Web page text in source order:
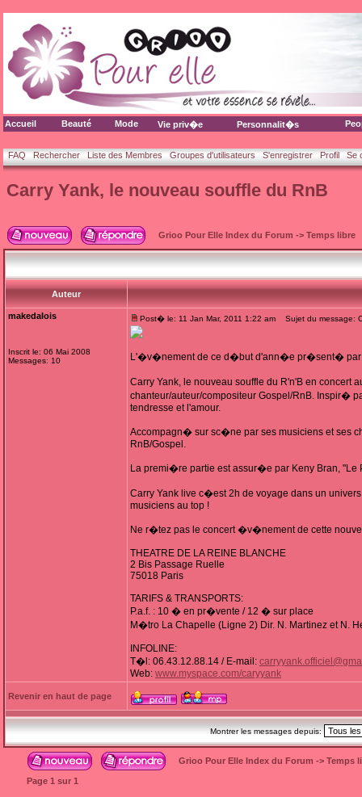
Accueil Beauté Mode Vie priv�e Personnalit�s
FAQ Rechercher Liste des Membres Groupes d'utilisateurs S'enregistrer Profil Se
Carry Yank, le nouveau souffle du RnB
Grioo Pour Elle Index du Forum -> Temps libre
Auteur
makedalois
Inscrit le: 06 Mai 2008
Messages: 10
Post� le: 11 Jan Mar, 2011 1:22 am Sujet du message:
L'�v�nement de ce d�but d'ann�e pr�sent� par
Carry Yank, le nouveau souffle du R'n'B en concert
chanteur/auteur/compositeur Gospel/RnB. Inspir�
tendresse et l'amour.
Accompagn� sur sc�ne par ses musiciens et ses
RnB/Gospel.
La premi�re partie est assur�e par Keny Bran, "Le
Carry Yank live c�est 2h de voyage dans un
musiciens au top !
Ne r�tez pas le concert �v�nement de cette
THEATRE DE LA REINE BLANCHE
2 Bis Passage Ruelle
75018 Paris
TARIFS & TRANSPORTS:
P.a.f. : 10 � en pr�vente / 12 � sur place
M�tro La Chapelle (Ligne 2) Dir. N. Martinez et N.
INFOLINE:
T�l: 06.43.12.88.14 / E-mail:
Web: www.myspace.com/caryyank
Revenir en haut de page
Montrer les messages depuis:
Grioo Pour Elle Index du Forum -> Temps
Page 1 sur 1